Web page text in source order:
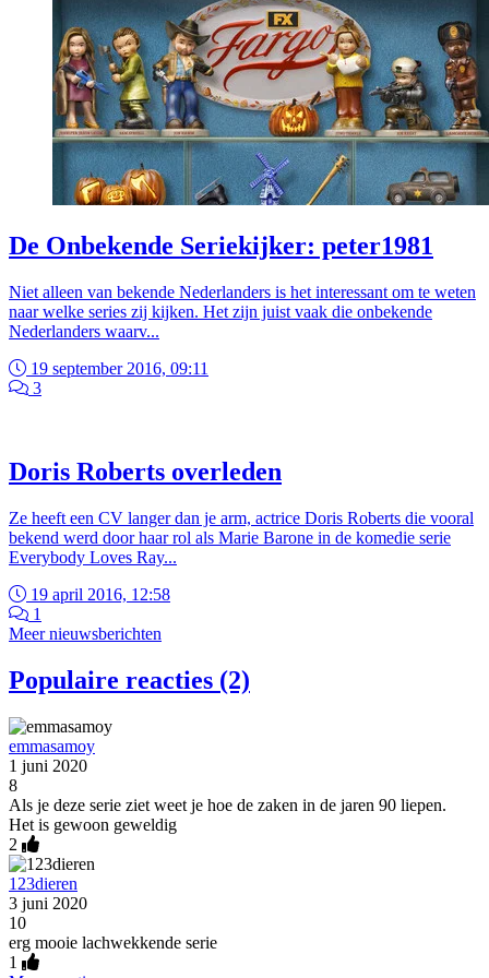
De Onbekende Seriekijker: peter1981
Niet alleen van bekende Nederlanders is het interessant om te weten
naar welke series zij kijken. Het zijn juist vaak die onbekende
Nederlanders waarv...
19 september 2016, 09:11
3
Doris Roberts overleden
Ze heeft een CV langer dan je arm, actrice Doris Roberts die vooral
bekend werd door haar rol als Marie Barone in de komedie serie
Everybody Loves Ray...
19 april 2016, 12:58
1
Meer nieuwsberichten
Populaire reacties (2)
emmasamoy
1 juni 2020
8
Als je deze serie ziet weet je hoe de zaken in de jaren 90 liepen.
Het is gewoon geweldig
2
123dieren
3 juni 2020
10
erg mooie lachwekkende serie
1